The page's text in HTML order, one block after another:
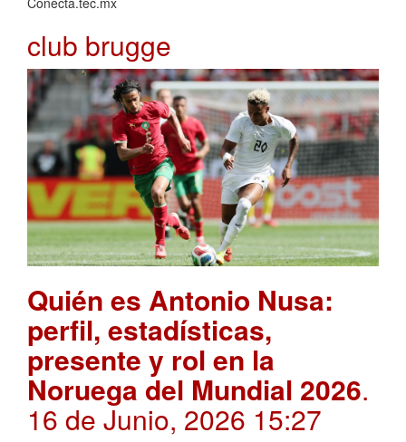
club brugge
Quién es Antonio Nusa:
perfil, estadísticas,
presente y rol en la
Noruega del Mundial 2026.
16 de Junio, 2026 15:27